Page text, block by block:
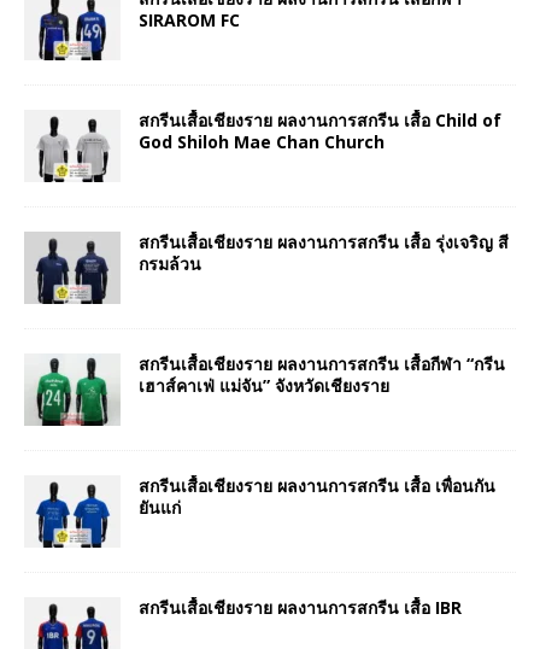
SIRAROM FC
สกรีนเสื้อเชียงราย ผลงานการสกรีน เสื้อ Child of
God Shiloh Mae Chan Church
สกรีนเสื้อเชียงราย ผลงานการสกรีน เสื้อ รุ่งเจริญ สี
กรมล้วน
สกรีนเสื้อเชียงราย ผลงานการสกรีน เสื้อกีฬา “กรีน
เฮาส์คาเฟ่ แม่จัน” จังหวัดเชียงราย
สกรีนเสื้อเชียงราย ผลงานการสกรีน เสื้อ เพื่อนกัน
ยันแก่
สกรีนเสื้อเชียงราย ผลงานการสกรีน เสื้อ IBR